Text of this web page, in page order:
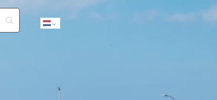
Dutch